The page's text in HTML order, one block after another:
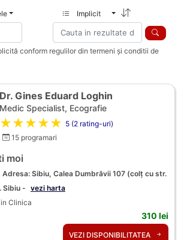
Implicit
conform regulilor din termeni și conditii de
Dr. Gines Eduard Loghin
Medic Specialist, Ecografie
★★★★★ 5 (2 rating-uri)
15 programari
moi
Adresa: Sibiu, Calea Dumbrăvii 107 (colț cu str.
Sibiu - vezi harta
Clinica
310 lei
VEZI DISPONIBILITATEA